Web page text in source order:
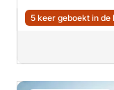
5 keer geboekt in de